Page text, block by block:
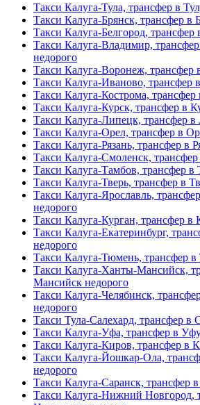
Такси Калуга-Тула, трансфер в
Такси Калуга-Брянск, трансфер в
Такси Калуга-Белгород, трансфер
Такси Калуга-Владимир,
недорого
Такси Калуга-Воронеж, трансфер
Такси Калуга-Иваново, трансфер
Такси Калуга-Кострома,
Такси Калуга-Курск, трансфер в
Такси Калуга-Липецк, трансфер
Такси Калуга-Орел, трансфер в
Такси Калуга-Рязань, трансфер в
Такси Калуга-Смоленск,
Такси Калуга-Тамбов, трансфер в
Такси Калуга-Тверь, трансфер в
Такси Калуга-Ярославль,
недорого
Такси Калуга-Курган, трансфер в
Такси Калуга-Екатеринбург,
недорого
Такси Калуга-Тюмень, трансфер
Такси Калуга-Ханты-Мансийск,
Мансийск недорого
Такси Калуга-Челябинск,
недорого
Такси Тула-Салехард, трансфер в
Такси Калуга-Уфа, трансфер в
Такси Калуга-Киров, трансфер в
Такси Калуга-Йошкар-Ола,
недорого
Такси Калуга-Саранск, трансфер
Такси Калуга-Нижний Новгород,